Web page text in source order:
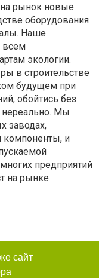
на рынок новые
оборудования
Наше
всем
экологии.
в строительстве
будущем при
обойтись без
нереально. Мы
заводах,
компоненты, и
предприятий
на рынке
сайт